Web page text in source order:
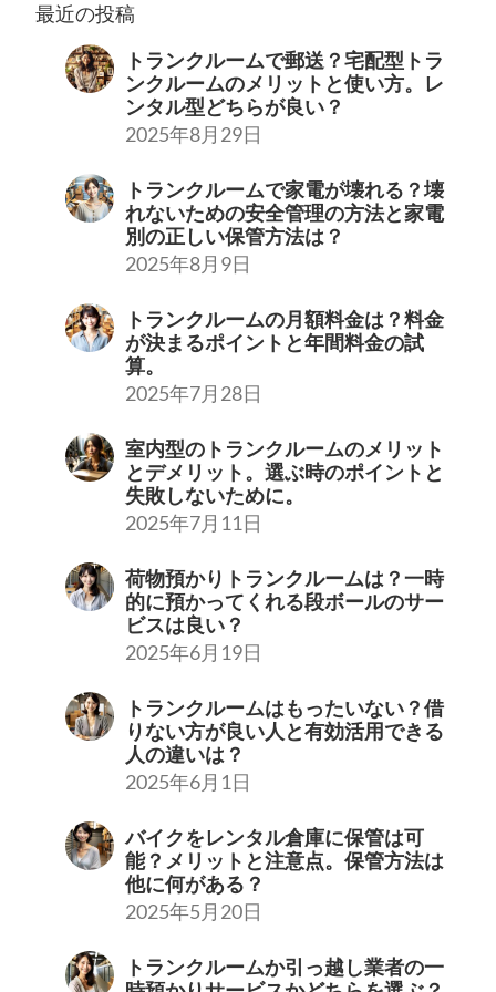
最近の投稿
トランクルームで郵送？宅配型トラ
ンクルームのメリットと使い方。レ
ンタル型どちらが良い？
2025年8月29日
トランクルームで家電が壊れる？壊
れないための安全管理の方法と家電
別の正しい保管方法は？
2025年8月9日
トランクルームの月額料金は？料金
が決まるポイントと年間料金の試
算。
2025年7月28日
室内型のトランクルームのメリット
とデメリット。選ぶ時のポイントと
失敗しないために。
2025年7月11日
荷物預かりトランクルームは？一時
的に預かってくれる段ボールのサー
ビスは良い？
2025年6月19日
トランクルームはもったいない？借
りない方が良い人と有効活用できる
人の違いは？
2025年6月1日
バイクをレンタル倉庫に保管は可
能？メリットと注意点。保管方法は
他に何がある？
2025年5月20日
トランクルームか引っ越し業者の一